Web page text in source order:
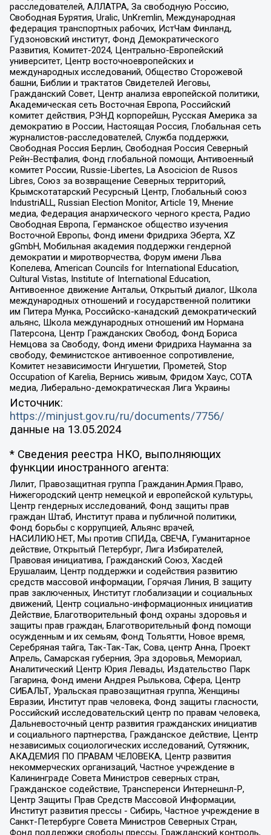
расследователей, АЛЛАТРА, За свободную Россию,
Свободная Бурятия, Uralic, UnKremlin, Международная
федерация транспортных рабочих, ИстЧам Финланд,
Гудзоновский институт, Фонд Демократического
Развития, Комитет-2024, Центрально-Европейский
университет, Центр восточноевропейских и
международных исследований, Общество Сторожевой
башни, Библии и трактатов Свидетелей Иеговы,
Гражданский Совет, Центр анализа европейской политики,
Академическая сеть Восточная Европа, Российский
комитет действия, РЭНД корпорейшн, Русская Америка за
демократию в России, Настоящая Россия, Глобальная сеть
журналистов-расследователей, Служба поддержки,
Свободная Россия Берлин, Свободная Россия Северный
Рейн-Вестфалия, Фонд глобальной помощи, Антивоенный
комитет России, Russie-Libertes, La Asocicion de Rusos
Libres, Союз за возвращение Северных территорий,
Крымскотатарский Ресурсный Центр, Глобальный союз
IndustriALL, Russian Election Monitor, Article 19, Мнение
медиа, Федерация анархического черного креста, Радио
Свободная Европа, Германское общество изучения
Восточной Европы, Фонд имени Фридриха Эберта, XZ
gGmbH, Мобильная академия поддержки гендерной
демократии и миротворчества, Форум имени Льва
Копелева, American Councils for International Education,
Cultural Vistas, Institute of International Education,
Антивоенное движение Антальи, Открытый диалог, Школа
международных отношений и государственной политики
им Питера Мунка, Российско-канадский демократический
альянс, Школа международных отношений им Нормана
Патерсона, Центр Гражданских Свобод, Фонд Бориса
Немцова за Свободу, Фонд имени Фридриха Науманна за
свободу, Феминистское антивоенное сопротивление,
Комитет независимости Ингушетии, Прометей, Stop
Occupation of Karelia, Вернись живым, Фридом Хаус, СОТА
медиа, Либерально-демократическая Лига Украины
Источник:
https://minjust.gov.ru/ru/documents/7756/
данные на 13.05.2024
* Сведения реестра НКО, выполняющих
функции иностранного агента:
Лилит, Правозащитная группа Гражданин.Армия.Право,
Нижегородский центр немецкой и европейской культуры,
Центр гендерных исследований, Фонд защиты прав
граждан Штаб, Институт права и публичной политики,
Фонд борьбы с коррупцией, Альянс врачей,
НАСИЛИЮ.НЕТ, Мы против СПИДа, СВЕЧА, Гуманитарное
действие, Открытый Петербург, Лига Избирателей,
Правовая инициатива, Гражданский Союз, Хасдей
Ерушалаим, Центр поддержки и содействия развитию
средств массовой информации, Горячая Линия, В защиту
прав заключенных, Институт глобализации и социальных
движений, Центр социально-информационных инициатив
Действие, Благотворительный фонд охраны здоровья и
защиты прав граждан, Благотворительный фонд помощи
осужденным и их семьям, Фонд Тольятти, Новое время,
Серебряная тайга, Так-Так-Так, Сова, центр Анна, Проект
Апрель, Самарская губерния, Эра здоровья, Мемориал,
Аналитический Центр Юрия Левады, Издательство Парк
Гагарина, Фонд имени Андрея Рылькова, Сфера, Центр
СИБАЛЬТ, Уральская правозащитная группа, Женщины
Евразии, Институт прав человека, Фонд защиты гласности,
Российский исследовательский центр по правам человека,
Дальневосточный центр развития гражданских инициатив
и социального партнерства, Гражданское действие, Центр
независимых социологических исследований, Сутяжник,
АКАДЕМИЯ ПО ПРАВАМ ЧЕЛОВЕКА, Центр развития
некоммерческих организаций, Частное учреждение в
Калининграде Совета Министров северных стран,
Гражданское содействие, Трансперенси Интернешнл-Р,
Центр Защиты Прав Средств Массовой Информации,
Институт развития прессы - Сибирь, Частное учреждение в
Санкт-Петербурге Совета Министров Северных Стран,
Фонд поддержки свободы прессы, Гражданский контроль,